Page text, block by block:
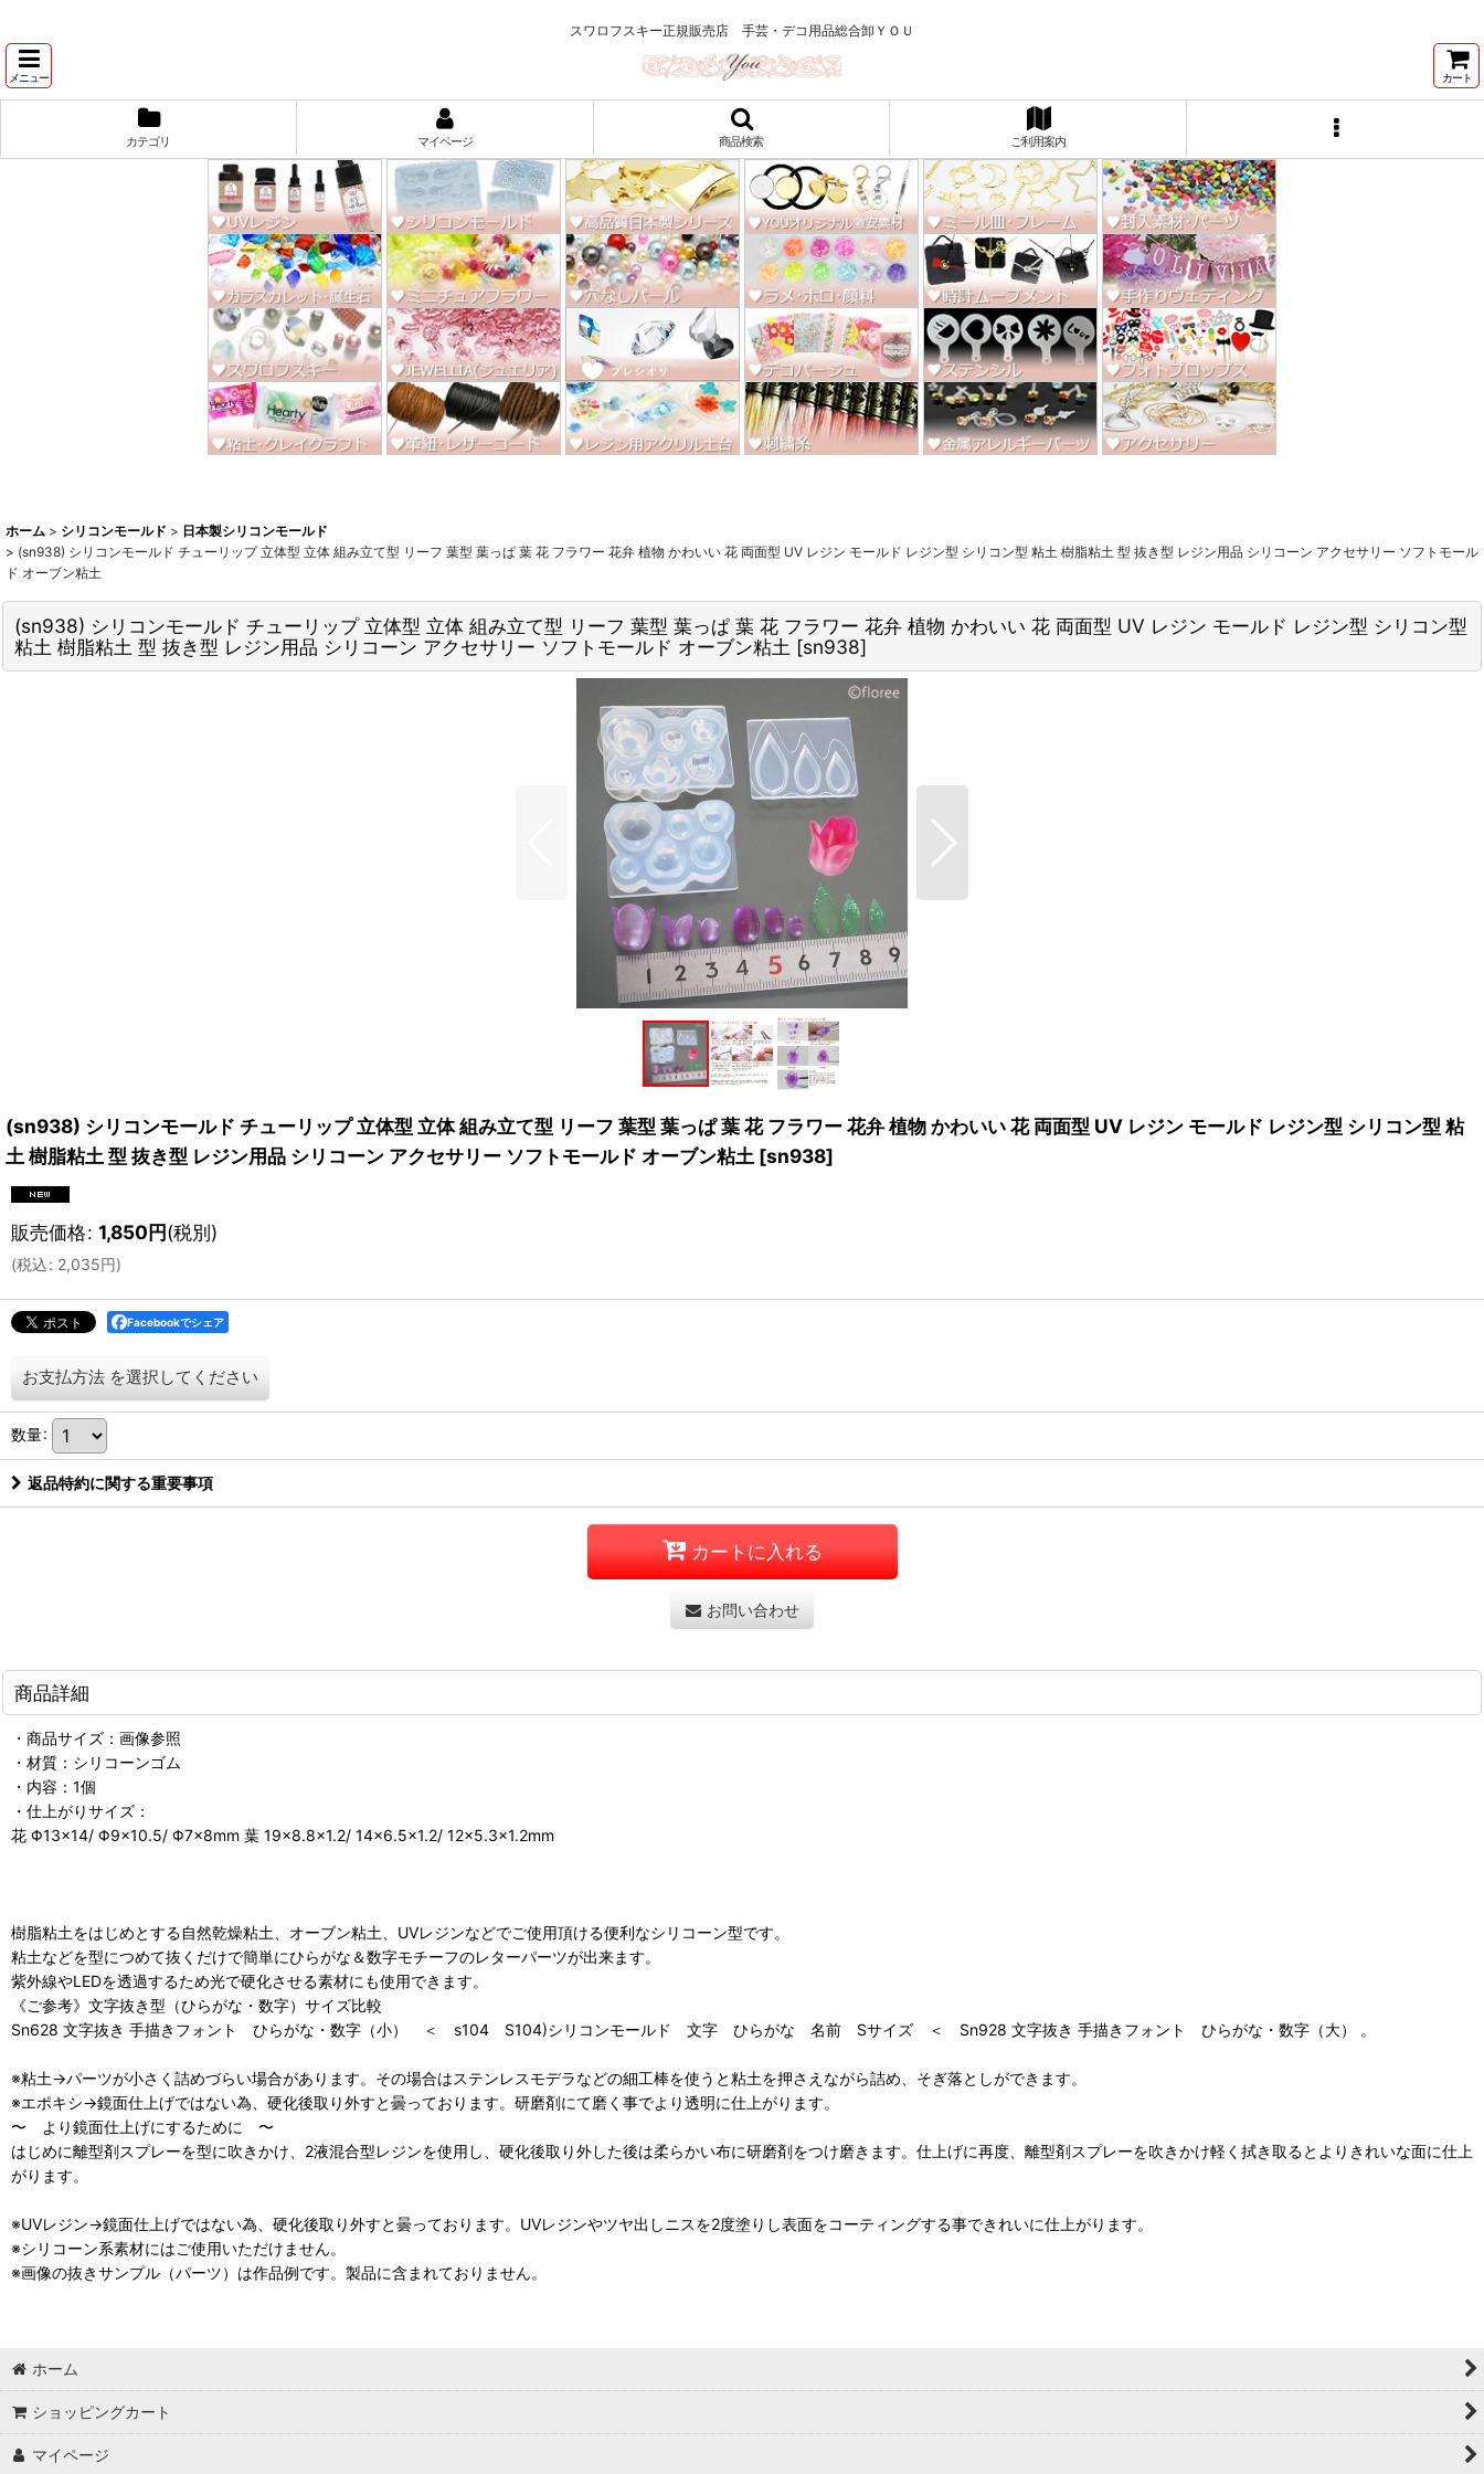
スワロフスキー正規販売店 手芸・デコ用品総合卸ＹＯＵ
メニュー カート
カテゴリ マイページ 商品検索 ご利用案内
ホーム > シリコンモールド > 日本製シリコンモールド
> (sn938) シリコンモールド チューリップ 立体型 立体 組み立て型 リーフ 葉型 葉っぱ 葉 花 フラワー 花弁 植物 かわいい 花 両面型 UV レジン モールド レジン型 シリコン型 粘土 樹脂粘土 型 抜き型 レジン用品 シリコーン アクセサリー ソフトモール
ド オーブン粘土
(sn938) シリコンモールド チューリップ 立体型 立体 組み立て型 リーフ 葉型 葉っぱ 葉 花 フラワー 花弁 植物 かわいい 花 両面型 UV レジン モールド レジン型 シリコン型
粘土 樹脂粘土 型 抜き型 レジン用品 シリコーン アクセサリー ソフトモールド オーブン粘土 [sn938]
(sn938) シリコンモールド チューリップ 立体型 立体 組み立て型 リーフ 葉型 葉っぱ 葉 花 フラワー 花弁 植物 かわいい 花 両面型 UV レジン モールド レジン型 シリコン型 粘
土 樹脂粘土 型 抜き型 レジン用品 シリコーン アクセサリー ソフトモールド オーブン粘土 [sn938]
販売価格: 1,850円(税別)
(税込: 2,035円)
Facebookでシェア
お支払方法 を選択してください
数量:
返品特約に関する重要事項
カートに入れる
お問い合わせ
商品詳細
・商品サイズ：画像参照
・材質：シリコーンゴム
・内容：1個
・仕上がりサイズ：
花 Φ13×14/ Φ9×10.5/ Φ7×8mm 葉 19×8.8×1.2/ 14×6.5×1.2/ 12×5.3×1.2mm
樹脂粘土をはじめとする自然乾燥粘土、オーブン粘土、UVレジンなどでご使用頂ける便利なシリコーン型です。
粘土などを型につめて抜くだけで簡単にひらがな＆数字モチーフのレターパーツが出来ます。
紫外線やLEDを透過するため光で硬化させる素材にも使用できます。
《ご参考》文字抜き型（ひらがな・数字）サイズ比較
Sn628 文字抜き 手描きフォント ひらがな・数字（小） ＜ s104 S104)シリコンモールド 文字 ひらがな 名前 Sサイズ ＜ Sn928 文字抜き 手描きフォント ひらがな・数字（大） 。
※粘土→パーツが小さく詰めづらい場合があります。その場合はステンレスモデラなどの細工棒を使うと粘土を押さえながら詰め、そぎ落としができます。
※エポキシ→鏡面仕上げではない為、硬化後取り外すと曇っております。研磨剤にて磨く事でより透明に仕上がります。
〜 より鏡面仕上げにするために 〜
はじめに離型剤スプレーを型に吹きかけ、2液混合型レジンを使用し、硬化後取り外した後は柔らかい布に研磨剤をつけ磨きます。仕上げに再度、離型剤スプレーを吹きかけ軽く拭き取るとよりきれいな面に仕上
がります。
※UVレジン→鏡面仕上げではない為、硬化後取り外すと曇っております。UVレジンやツヤ出しニスを2度塗りし表面をコーティングする事できれいに仕上がります。
※シリコーン系素材にはご使用いただけません。
※画像の抜きサンプル（パーツ）は作品例です。製品に含まれておりません。
ホーム
ショッピングカート
マイページ